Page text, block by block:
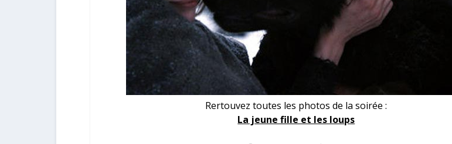
Rertouvez toutes les photos de la soirée :
La jeune fille et les loups